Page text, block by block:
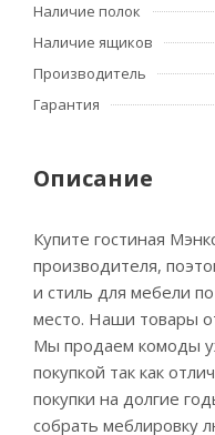
Наличие полок
Наличие ящиков
Производитель
Гарантия
Описание
Купите гостиная
производителя,
и стиль для мебели
место. Наши товары
Мы продаем комоды
покупкой так как
покупки на долгие
собрать меблировку